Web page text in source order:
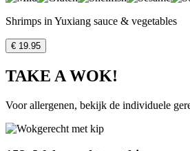
Shrimps in Yuxiang sauce & vegetables
€ 19.95
TAKE A WOK!
Voor allergenen, bekijk de individuele